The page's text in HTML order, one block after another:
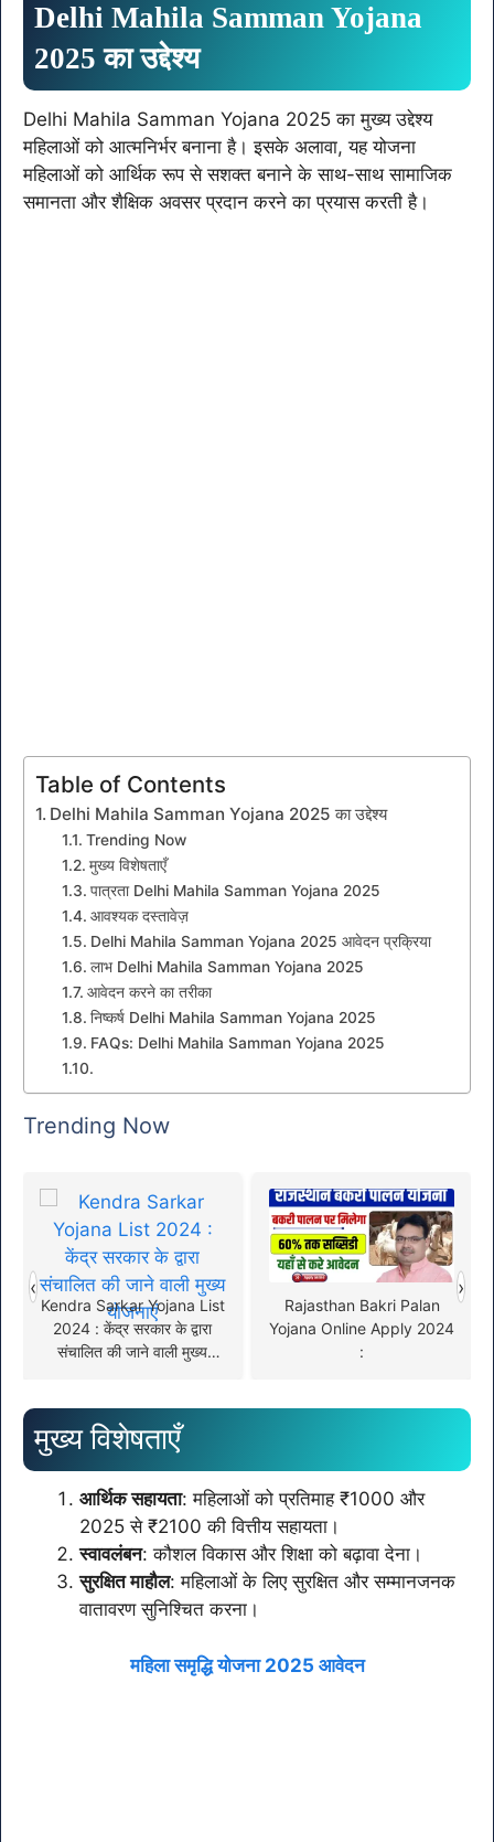
Delhi Mahila Samman Yojana
2025का उद्देश्य
Delhi Mahila Samman Yojana 2025 का मुख्य उद्देश्य
महिलाओं को आत्मनिर्भर बनाना है। इसके अलावा, यह योजना
महिलाओं को आर्थिक रूप से सशक्त बनाने के साथ-साथ सामाजिक
समानता और शैक्षिक अवसर प्रदान करने का प्रयास करती है।
Table of Contents
Delhi Mahila Samman Yojana 2025 का उद्देश्य
Trending Now
मुख्य विशेषताएँ
पात्रता Delhi Mahila Samman Yojana 2025
आवश्यक दस्तावेज़
Delhi Mahila Samman Yojana 2025 आवेदन प्रक्रिया
लाभ Delhi Mahila Samman Yojana 2025
आवेदन करने का तरीका
निष्कर्ष Delhi Mahila Samman Yojana 2025
FAQs: Delhi Mahila Samman Yojana 2025
Trending Now
Kendra Sarkar Yojana List
2024 : केंद्र सरकार के द्वारा
संचालित की जाने वाली मुख्य
Rajasthan Bakri Palan
Yojana Online Apply 2024
:
‹ ›
मुख्य विशेषताएँ
आर्थिक सहायता: महिलाओं को प्रतिमाह ₹1000 और
2025 से ₹2100 की वित्तीय सहायता।
स्वावलंबन: कौशल विकास और शिक्षा को बढ़ावा देना।
सुरक्षित माहौल: महिलाओं के लिए सुरक्षित और सम्मानजनक
वातावरण सुनिश्चित करना।
महिला समृद्धि योजना 2025 आवेदन